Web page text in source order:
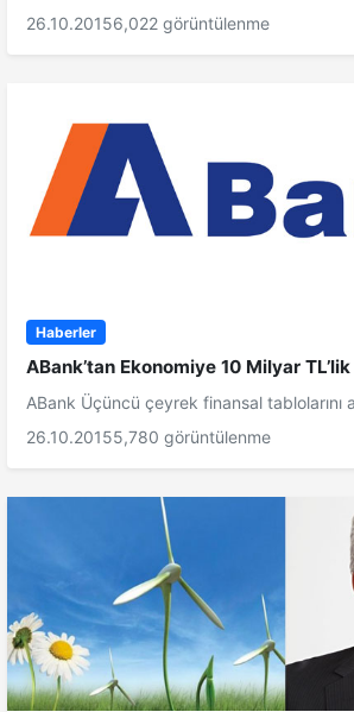
26.10.20156,022 görüntülenme
Haberler
ABank’tan Ekonomiye 10 Milyar
ABank Üçüncü çeyrek finansal tablolarını
26.10.20155,780 görüntülenme